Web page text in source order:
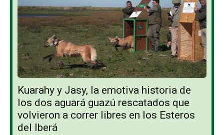
Kuarahy y Jasy, la emotiva historia de
los dos aguará guazú rescatados que
volvieron a correr libres en los Esteros
del Iberá